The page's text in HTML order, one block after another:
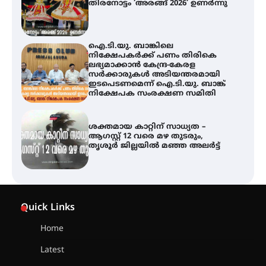
ലഭ്യമാക്കാൻ കേന്ദ്ര-കേരള
സർക്കാരുകൾ അടിയന്തരമായി
ഇടപെടണമെന്ന് ഐ.ടി.യു. ബാങ്ക്
നിക്ഷേപക സംരക്ഷണ സമിതി
ശക്തമായ കാറ്റിന് സാധ്യത –
ആഗസ്റ്റ് 12 വരെ മഴ തുടരും,
തൃശൂർ ജില്ലയിൽ മഞ്ഞ അലർട്ട്
അരങ്ങ് 2026-ന്
സാംസ്കാരികപ്പൊലിമയോടെ
സമാപനം
Quick Links
Home
Latest